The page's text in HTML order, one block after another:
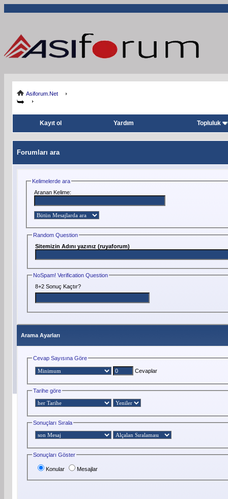
Asiforum.Net
Kayıt ol Yardım Topluluk
Forumları ara
Kelimelerde ara
Aranan Kelime:
Random Question
Sitemizin Adını yazınız (ruyaforum)
NoSpam! Verification Question
8+2 Sonuç Kaçtır?
Arama Ayarları
Cevap Sayısına Göre
Cevaplar
Tarihe göre
Sonuçları Sırala
Sonuçları Göster
Konular Mesajlar